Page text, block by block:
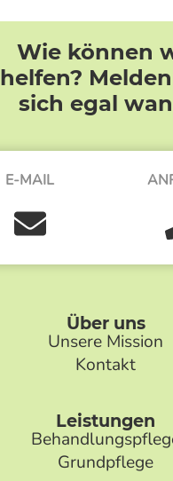
Wie können
helfen?
sich egal
E-MAIL
Über uns
Unsere Mission
Kontakt
Leistungen
Grundpflege